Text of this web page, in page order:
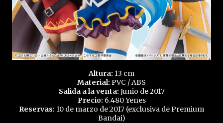
Altura: 13 cm
Material: PVC / ABS
Salida a la venta: Junio de 2017
Precio: 6.480 Yenes
Reservas: 10 de marzo de 2017 (exclusiva de Premium
Bandai)